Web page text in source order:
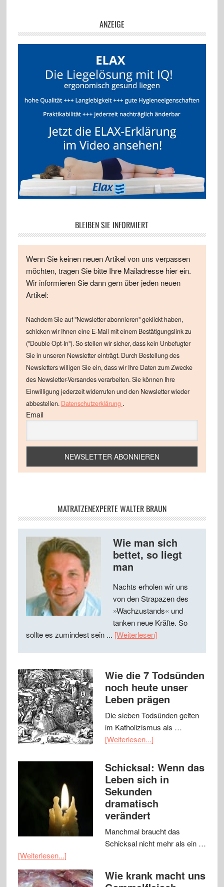
ANZEIGE
BLEIBEN SIE INFORMIERT
Wenn Sie keinen neuen Artikel von uns verpassen
möchten, tragen Sie bitte Ihre Mailadresse hier ein.
Wir informieren Sie dann gern über jeden neuen
Artikel:
Nachdem Sie auf "Newsletter abonnieren" geklickt haben,
schicken wir Ihnen eine E-Mail mit einem Bestätigungslink zu
("Double Opt-In"). So stellen wir sicher, dass kein Unbefugter
Sie in unseren Newsletter einträgt. Durch Bestellung des
Newsletters willigen Sie ein, dass wir Ihre Daten zum Zwecke
des Newsletter-Versandes verarbeiten. Sie können Ihre
Einwilligung jederzeit widerrufen und den Newsletter wieder
abbestellen. Datenschutzerklärung .
Email
MATRATZENEXPERTE WALTER BRAUN
Wie man sich
bettet, so liegt
man
Nachts erholen wir uns
von den Strapazen des
»Wachzustands« und
tanken neue Kräfte. So
sollte es zumindest sein ... [Weiterlesen]
Wie die 7 Todsünden
noch heute unser
Leben prägen
Die sieben Todsünden gelten
im Katholizismus als …
[Weiterlesen...]
Schicksal: Wenn das
Leben sich in
Sekunden
dramatisch
verändert
Manchmal braucht das
Schicksal nicht mehr als ein …
[Weiterlesen...]
Wie krank macht uns